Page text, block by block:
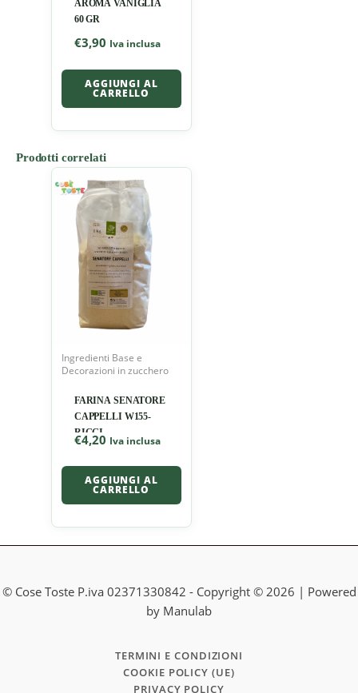
AROMA VANIGLIA
60 GR
€3,90 Iva inclusa
AGGIUNGI AL
CARRELLO
Prodotti correlati
Ingredienti Base e
Decorazioni in zucchero
FARINA SENATORE
CAPPELLI W155-
RIGGI
€4,20 Iva inclusa
AGGIUNGI AL
CARRELLO
© Cose Toste P.iva 02371330842 - Copyright © 2026 | Powered
by Manulab
TERMINI E CONDIZIONI
COOKIE POLICY (UE)
PRIVACY POLICY